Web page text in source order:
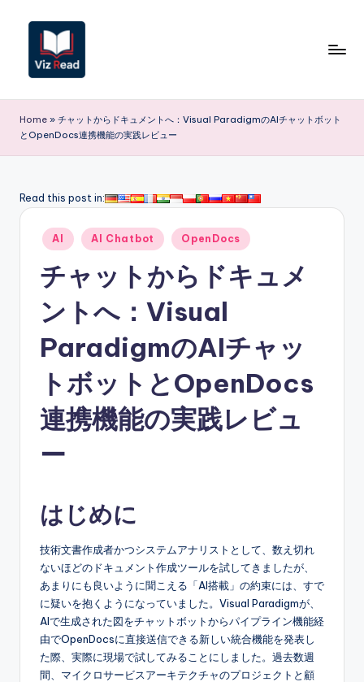
content
iz
R
a
S
o
w
Home » チャットからドキュメントへ：Visual ParadigmのAIチャットボット
とOpenDocs連携機能の実践レビュー
Read this post in:
Posted
in
AI AI Chatbot OpenDocs
チャットからドキュメ
ントへ：Visual
ParadigmのAIチャッ
トボットとOpenDocs
連携機能の実践レビュ
ー
はじめに
技術文書作成者かつシステムアナリストとして、数え切れ
ないほどのドキュメント作成ツールを試してきましたが、
あまりにも良いように聞こえる「AI搭載」の約束には、すで
に疑いを抱くようになっていました。Visual Paradigmが、
AIで生成された図をチャットボットからパイプライン機能経
由でOpenDocsに直接送信できる新しい統合機能を発表し
た際、実際に現場で試してみることにしました。過去数週
間、マイクロサービスアーキテクチャのプロジェクトと顧